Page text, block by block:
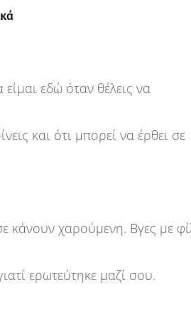
εδώ όταν θέλεις να
και ότι μπορεί να έρθει σε
κάνουν χαρούμενη. Βγες με
ερωτεύτηκε μαζί σου.